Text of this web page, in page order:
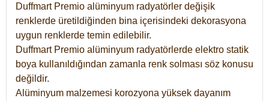
Duffmart Premio alüminyum radyatörler değişik
renklerde üretildiğinden bina içerisindeki dekorasyona
uygun renklerde temin edilebilir.
Duffmart Premio alüminyum radyatörlerde elektro statik
boya kullanıldığından zamanla renk solması söz konusu
değildir.
Alüminyum malzemesi korozyona yüksek dayanım